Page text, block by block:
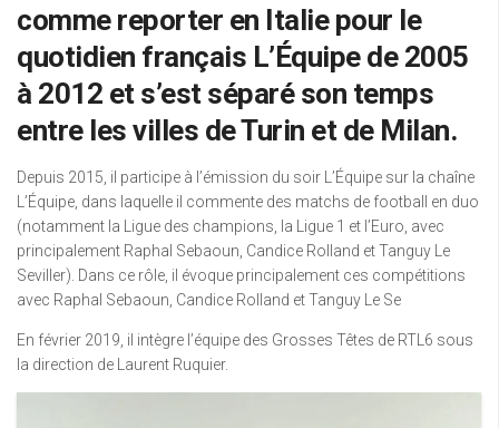
comme reporter en Italie pour le
quotidien français L’Équipe de 2005
à 2012 et s’est séparé son temps
entre les villes de Turin et de Milan.
Depuis 2015, il participe à l’émission du soir L’Équipe sur la chaîne
L’Équipe, dans laquelle il commente des matchs de football en duo
(notamment la Ligue des champions, la Ligue 1 et l’Euro, avec
principalement Raphal Sebaoun, Candice Rolland et Tanguy Le
Seviller). Dans ce rôle, il évoque principalement ces compétitions
avec Raphal Sebaoun, Candice Rolland et Tanguy Le Se
En février 2019, il intègre l’équipe des Grosses Têtes de RTL6 sous
la direction de Laurent Ruquier.